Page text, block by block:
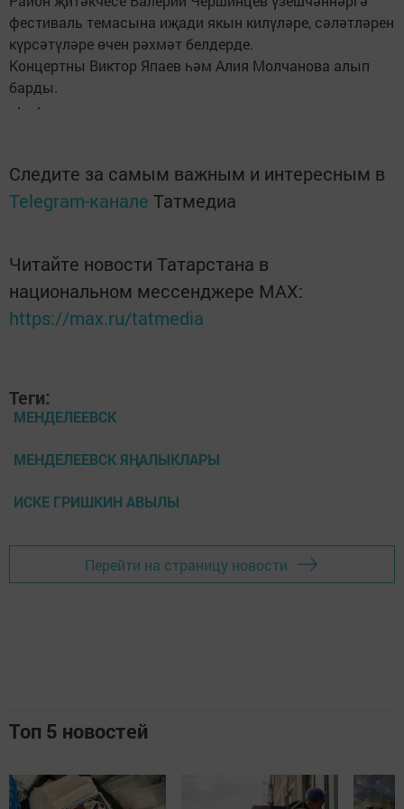
фестиваль темасына иҗади якын килүләре, сәләтләрен
күрсәтүләре өчен рәхмәт белдерде.
Концертны Виктор Япаев һәм Алия Молчанова алып
барды.
Следите за самым важным и интересным в
Telegram-канале Татмедиа
Читайте новости Татарстана в
национальном мессенджере MАХ:
https://max.ru/tatmedia
Теги:
МЕНДЕЛЕЕВСК
МЕНДЕЛЕЕВСК ЯҢАЛЫКЛАРЫ
ИСКЕ ГРИШКИН АВЫЛЫ
Перейти на страницу новости
Топ 5 новостей